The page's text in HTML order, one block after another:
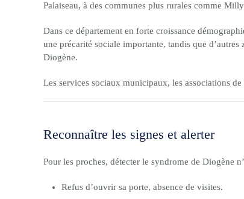
Palaiseau, à des communes plus rurales comme
Dans ce département en forte croissance
une précarité sociale importante, tandis que
Diogène.
Les services sociaux municipaux, les associations
Reconnaître les signes et alerter
Pour les proches, détecter le syndrome de Diogène
Refus d’ouvrir sa porte, absence de visites.